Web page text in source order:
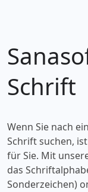
Schrift
Wenn Sie nach
Schrift suchen,
für Sie. Mit
das
Sonderzeichen)